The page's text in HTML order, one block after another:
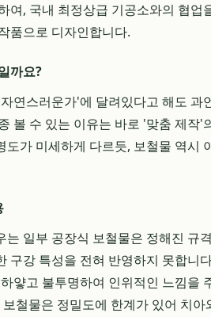
여, 국내 최정상급 기공소와의 협업
품으로 디자인합니다.
까요?
연스러운가'에 달려있다고 해도 과
볼 수 있는 이유는 바로 '맞춤 제작'
가 미세하게 다르듯, 보철물 역시
일부 공장식 보철물은 정해진 규
구강 특성을 전혀 반영하지 못합니
얗고 불투명하여 인위적인 느낌을
철물은 정밀도에 한계가 있어 치